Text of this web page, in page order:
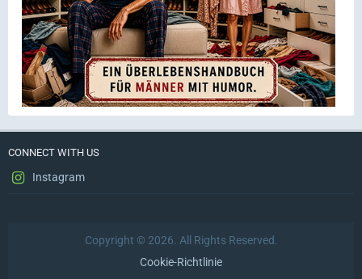
CONNECT WITH US
Instagram
Copyright © 2026. All Rights Reserved.
Cookie-Richtlinie